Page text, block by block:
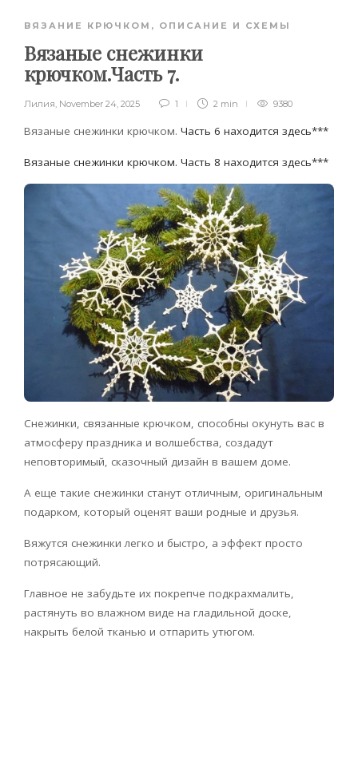
ВЯЗАНИЕ КРЮЧКОМ , ОПИСАНИЕ И СХЕМЫ
Вязаные снежинки
крючком.Часть 7.
Лилия, November 24, 2025 1 2 min 9380
Вязаные снежинки крючком. Часть 6 находится здесь***
Вязаные снежинки крючком. Часть 8 находится здесь***
Снежинки, связанные крючком, способны окунуть вас в
атмосферу праздника и волшебства, создадут
неповторимый, сказочный дизайн в вашем доме.
А еще такие снежинки станут отличным, оригинальным
подарком, который оценят ваши родные и друзья.
Вяжутся снежинки легко и быстро, а эффект просто
потрясающий.
Главное не забудьте их покрепче подкрахмалить,
растянуть во влажном виде на гладильной доске,
накрыть белой тканью и отпарить утюгом.